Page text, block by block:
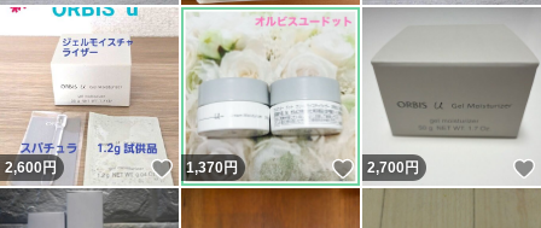
2,600円 いいね！
1,370円 いいね！
2,700円